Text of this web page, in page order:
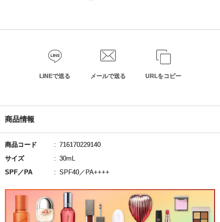
LINEで送る メールで送る URLをコピー
商品情報
商品コード
716170229140
サイズ
30mL
SPF／PA
SPF40／PA++++